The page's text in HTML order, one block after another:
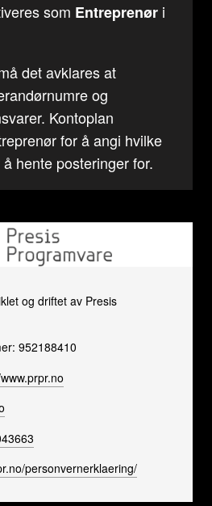
som Entreprenør i
det avklares at
og
Kontoplan
for å angi hvilke
hente posteringer for.
og driftet av Presis
952188410
personvernerklaering/